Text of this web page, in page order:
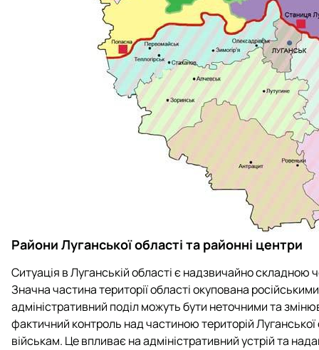
Райони Луганської області та районні центри
Ситуація в Луганській області є надзвичайно складною
Значна частина території області окупована
адміністративний поділ можуть бути неточними та
фактичний контроль над частиною територій
військам. Це впливає на адміністративний устрій та